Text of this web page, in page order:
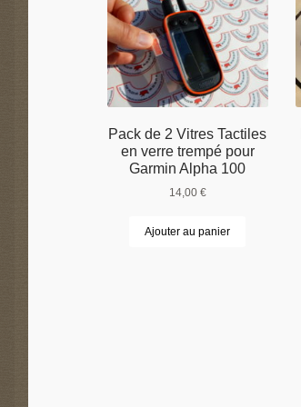
Pack de 2 Vitres Tactiles
en verre trempé pour
Garmin Alpha 100
14,00 €
Ajouter au panier